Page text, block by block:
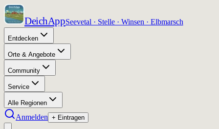
DeichAppSeevetal · Stelle · Winsen · Elbmarsch
Entdecken
Orte & Angebote
Community
Service
Alle Regionen
Anmelden + Eintragen